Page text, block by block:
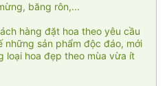
băng rôn,...
hàng đặt hoa theo yêu cầu
sản phẩm độc đáo, mới
loại hoa đẹp theo mùa vừa ít